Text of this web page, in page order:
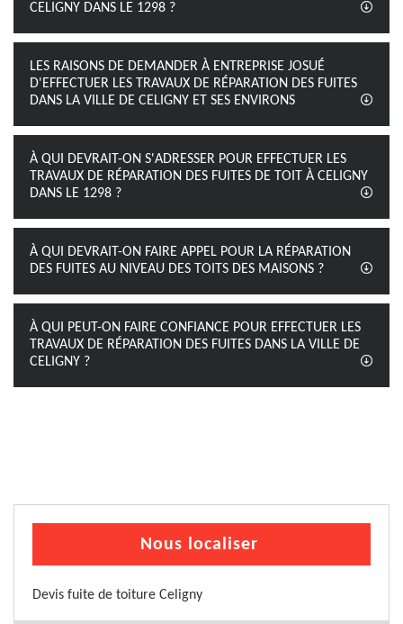
CELIGNY DANS LE 1298 ?
LES RAISONS DE DEMANDER À ENTREPRISE JOSUÉ
D'EFFECTUER LES TRAVAUX DE RÉPARATION DES FUITES
DANS LA VILLE DE CELIGNY ET SES ENVIRONS
À QUI DEVRAIT-ON S'ADRESSER POUR EFFECTUER LES
TRAVAUX DE RÉPARATION DES FUITES DE TOIT À CELIGNY
DANS LE 1298 ?
À QUI DEVRAIT-ON FAIRE APPEL POUR LA RÉPARATION
DES FUITES AU NIVEAU DES TOITS DES MAISONS ?
À QUI PEUT-ON FAIRE CONFIANCE POUR EFFECTUER LES
TRAVAUX DE RÉPARATION DES FUITES DANS LA VILLE DE
CELIGNY ?
Nous localiser
Devis fuite de toiture Celigny